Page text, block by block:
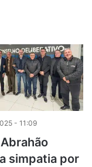
- 11:09
simpatia por